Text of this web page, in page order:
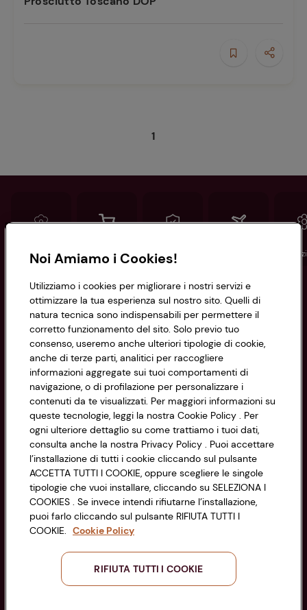
1
Conad Spesa online Assicurazioni
Informazioni
Privacy Policy
Cookie Policy
Impostazioni Cookie
Accessibilità
CONAD SOCIETÀ COOPERATIVA
Via Michelino, 59 | 40127 BOLOGNA
Codice Fiscale e Registro Imprese
di Bologna 00865960157
PARTITA IVA 03320960374
Servizio clienti
Seguici sui Social:
Noi Amiamo i Cookies!
Utilizziamo i cookies per migliorare i nostri servizi e
ottimizzare la tua esperienza sul nostro sito. Quelli di
natura tecnica sono indispensabili per permettere il
corretto funzionamento del sito. Solo previo tuo
consenso, useremo anche ulteriori tipologie di cookie,
anche di terze parti, analitici per raccogliere
informazioni aggregate sui tuoi comportamenti di
navigazione, o di profilazione per personalizzare i
contenuti da te visualizzati. Per maggiori informazioni su
queste tecnologie, leggi la nostra Cookie Policy . Per
ogni ulteriore dettaglio su come trattiamo i tuoi dati,
consulta anche la nostra Privacy Policy . Puoi accettare
l’installazione di tutti i cookie cliccando sul pulsante
ACCETTA TUTTI I COOKIE, oppure scegliere le singole
tipologie che vuoi installare, cliccando su SELEZIONA I
COOKIES . Se invece intendi rifiutarne l’installazione,
puoi farlo cliccando sul pulsante RIFIUTA TUTTI I
COOKIE. Cookie Policy
RIFIUTA TUTTI I COOKIE